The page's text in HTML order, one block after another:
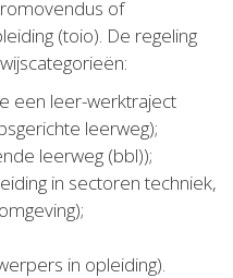
of
(toio). De regeling
een leer-werktraject
leerweg);
leerweg (bbl));
in sectoren techniek,
in opleiding).